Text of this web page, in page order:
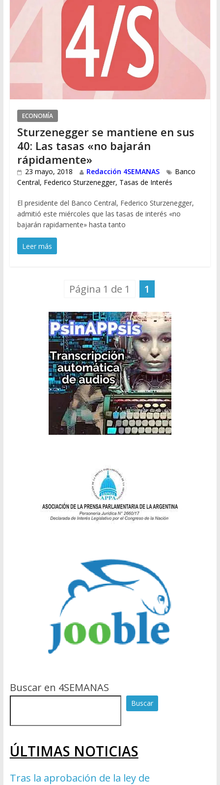
ECONOMÍA
Sturzenegger se mantiene en sus
40: Las tasas «no bajarán
rápidamente»
23 mayo, 2018 Redacción 4SEMANAS
Banco
Central, Federico Sturzenegger, Tasas de Interés
El presidente del Banco Central, Federico Sturzenegger,
admitió este miércoles que las tasas de interés «no
bajarán rapidamente» hasta tanto
Leer más
Página 1 de 1 1
Buscar en 4SEMANAS
Buscar
ÚLTIMAS NOTICIAS
Tras la aprobación de la ley de